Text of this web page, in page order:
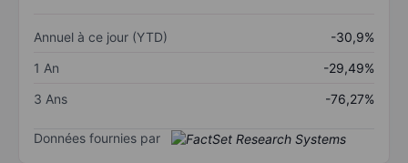
Annuel à ce jour (YTD)
-30,9%
1 An
-29,49%
3 Ans
-76,27%
Données fournies par